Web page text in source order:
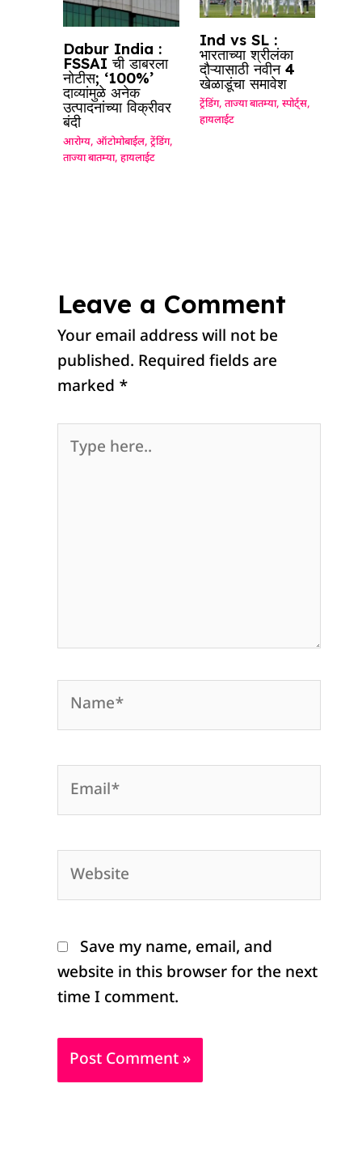
Dabur India :
FSSAI ची डाबरला
नोटीस; ‘100%’
दाव्यांमुळे अनेक
उत्पादनांच्या विक्रीवर
बंदी
आरोग्य,ऑटोमोबाईल,ट्रेंडिंग,
ताज्या बातम्या,हायलाईट
Ind vs SL :
भारताच्या श्रीलंका
दौऱ्यासाठी नवीन 4
खेळाडूंचा समावेश
ट्रेंडिंग, ताज्या बातम्या, स्पोर्ट्स,
हायलाईट
Leave a Comment
Your email address will not be
published. Required fields are
marked *
here..
Email*
Website
Save my name, email, and
website in this browser for the next
time I comment.